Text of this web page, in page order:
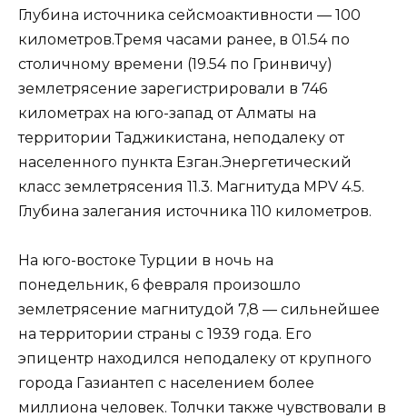
Глубина источника сейсмоактивности — 100
километров.Тремя часами ранее, в 01.54 по
столичному времени (19.54 по Гринвичу)
землетрясение зарегистрировали в 746
километрах на юго-запад от Алматы на
территории Таджикистана, неподалеку от
населенного пункта Езган.Энергетический
класс землетрясения 11.3. Магнитуда MPV 4.5.
Глубина залегания источника 110 километров.
На юго-востоке Турции в ночь на
понедельник, 6 февраля произошло
землетрясение магнитудой 7,8 — сильнейшее
на территории страны с 1939 года. Его
эпицентр находился неподалеку от крупного
города Газиантеп с населением более
миллиона человек. Толчки также чувствовали в